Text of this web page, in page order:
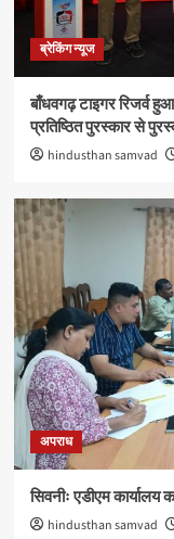
ब्रेकिंग न्यूज
बाँधवगढ़ टाइगर रिजर्व
प्रतिष्ठित पुरस्कार से
hindusthan samvad
अपराध
सिवनीः एडीएम कार्यालय
hindusthan samvad